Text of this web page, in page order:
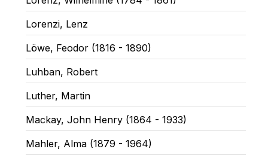
Lorenzi, Lenz
Löwe, Feodor (1816 - 1890)
Luhban, Robert
Luther, Martin
Mackay, John Henry (1864 - 1933)
Mahler, Alma (1879 - 1964)